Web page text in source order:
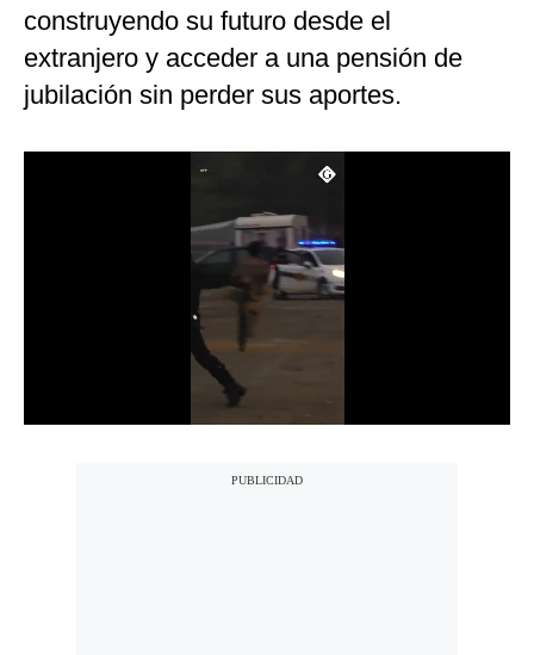
Internacional
Tecnología
construyendo su futuro desde el
extranjero y acceder a una pensión de
jubilación sin perder sus aportes.